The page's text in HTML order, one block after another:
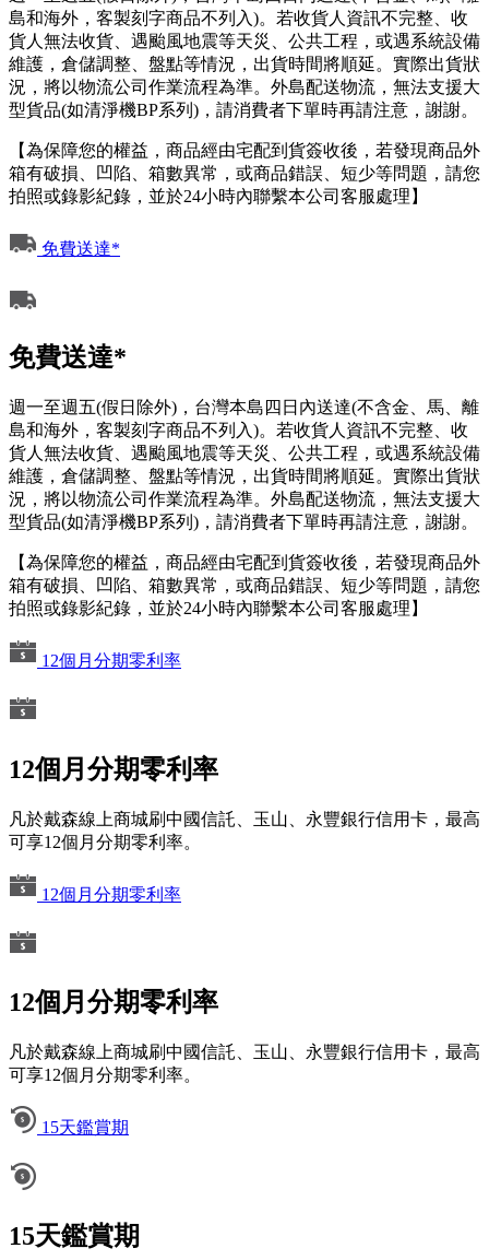
島和海外，客製刻字商品不列入)。若收貨人資訊不完整、收
貨人無法收貨、遇颱風地震等天災、公共工程，或遇系統設備
維護，倉儲調整、盤點等情況，出貨時間將順延。實際出貨狀
況，將以物流公司作業流程為準。外島配送物流，無法支援大
型貨品(如清淨機BP系列)，請消費者下單時再請注意，謝謝。
【為保障您的權益，商品經由宅配到貨簽收後，若發現商品外
箱有破損、凹陷、箱數異常，或商品錯誤、短少等問題，請您
拍照或錄影紀錄，並於24小時內聯繫本公司客服處理】
免費送達*
免費送達*
週一至週五(假日除外)，台灣本島四日內送達(不含金、馬、離
島和海外，客製刻字商品不列入)。若收貨人資訊不完整、收
貨人無法收貨、遇颱風地震等天災、公共工程，或遇系統設備
維護，倉儲調整、盤點等情況，出貨時間將順延。實際出貨狀
況，將以物流公司作業流程為準。外島配送物流，無法支援大
型貨品(如清淨機BP系列)，請消費者下單時再請注意，謝謝。
【為保障您的權益，商品經由宅配到貨簽收後，若發現商品外
箱有破損、凹陷、箱數異常，或商品錯誤、短少等問題，請您
拍照或錄影紀錄，並於24小時內聯繫本公司客服處理】
12個月分期零利率
12個月分期零利率
凡於戴森線上商城刷中國信託、玉山、永豐銀行信用卡，最高
可享12個月分期零利率。
12個月分期零利率
12個月分期零利率
凡於戴森線上商城刷中國信託、玉山、永豐銀行信用卡，最高
可享12個月分期零利率。
15天鑑賞期
15天鑑賞期